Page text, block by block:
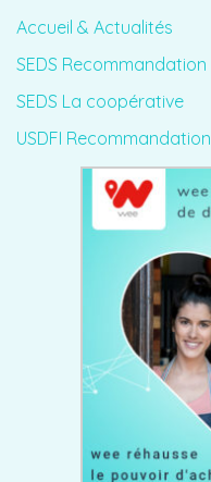
Accueil & Actualités
SEDS Recommandation
SEDS La coopérative
USDFI Recommandation